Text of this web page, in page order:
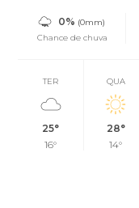
0% (0mm)
Chance de chuva
TER
25°
16°
QUA
28°
14°